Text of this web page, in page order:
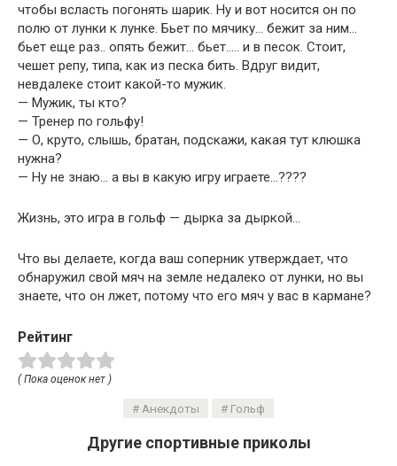
чтобы всласть погонять шарик. Ну и вот носится он по
полю от лунки к лунке. Бьет по мячику… бежит за ним…
бьет еще раз.. опять бежит… бьет….. и в песок. Стоит,
чешет репу, типа, как из песка бить. Вдруг видит,
невдалеке стоит какой-то мужик.
— Мужик, ты кто?
— Тренер по гольфу!
— О, круто, слышь, братан, подскажи, какая тут клюшка
нужна?
— Ну не знаю… а вы в какую игру играете…????
Жизнь, это игра в гольф — дырка за дыркой…
Что вы делаете, когда ваш соперник утверждает, что
обнаружил свой мяч на земле недалеко от лунки, но вы
знаете, что он лжет, потому что его мяч у вас в кармане?
Рейтинг
( Пока оценок нет )
Анекдоты Гольф
Другие спортивные приколы